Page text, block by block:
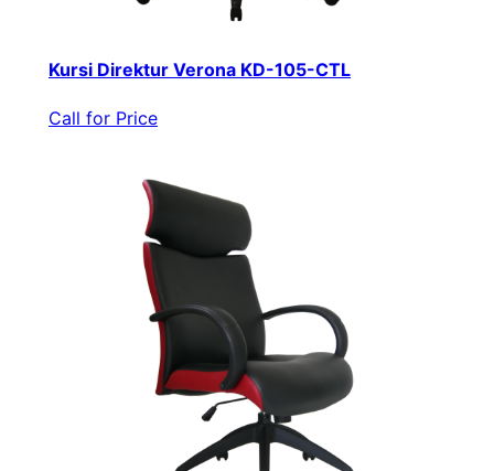
Kursi Direktur Verona KD-105-CTL
Call for Price